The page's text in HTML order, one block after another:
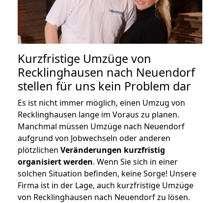
Kurzfristige Umzüge von
Recklinghausen nach Neuendorf
stellen für uns kein Problem dar
Es ist nicht immer möglich, einen Umzug von
Recklinghausen lange im Voraus zu planen.
Manchmal müssen Umzüge nach Neuendorf
aufgrund von Jobwechseln oder anderen
plötzlichen Veränderungen kurzfristig
organisiert werden. Wenn Sie sich in einer
solchen Situation befinden, keine Sorge! Unsere
Firma ist in der Lage, auch kurzfristige Umzüge
von Recklinghausen nach Neuendorf zu lösen.